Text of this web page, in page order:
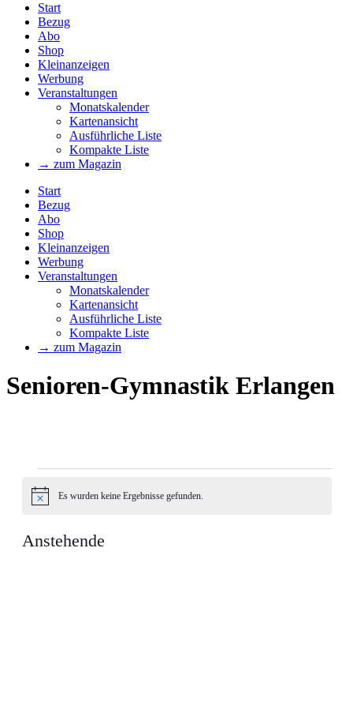
Start
Bezug
Abo
Shop
Kleinanzeigen
Werbung
Veranstaltungen
Monatskalender
Kartenansicht
Ausführliche Liste
Kompakte Liste
→ zum Magazin
Start
Bezug
Abo
Shop
Kleinanzeigen
Werbung
Veranstaltungen
Monatskalender
Kartenansicht
Ausführliche Liste
Kompakte Liste
→ zum Magazin
Senioren-Gymnastik Erlangen
Hin­
Es wur­den keine Ergeb­nisse gefun­den.
Anstehende